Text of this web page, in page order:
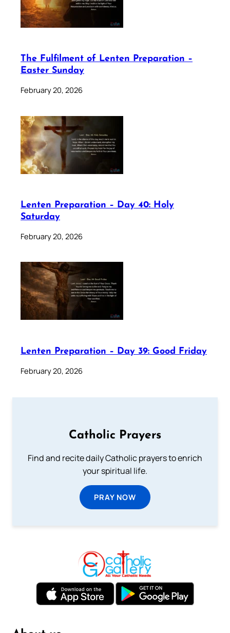
The Fulfilment of Lenten Preparation –
Easter Sunday
February 20, 2026
Lenten Preparation – Day 40: Holy
Saturday
February 20, 2026
Lenten Preparation – Day 39: Good Friday
February 20, 2026
Catholic Prayers
Find and recite daily Catholic prayers to enrich
your spiritual life.
PRAY NOW